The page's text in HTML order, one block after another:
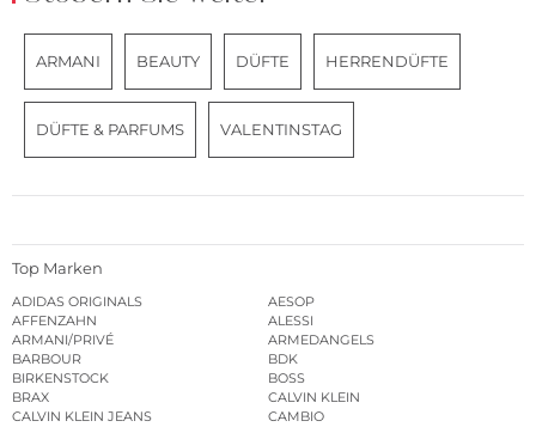
ARMANI BEAUTY DÜFTE HERRENDÜFTE
DÜFTE & PARFUMS VALENTINSTAG
Top Marken
ADIDAS ORIGINALS
AESOP
AFFENZAHN
ALESSI
ARMANI/PRIVÉ
ARMEDANGELS
BARBOUR
BDK
BIRKENSTOCK
BOSS
BRAX
CALVIN KLEIN
CALVIN KLEIN JEANS
CAMBIO